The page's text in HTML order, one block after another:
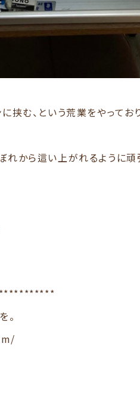
挟む、という荒業をやってお
れから這い上がれるように頑
。